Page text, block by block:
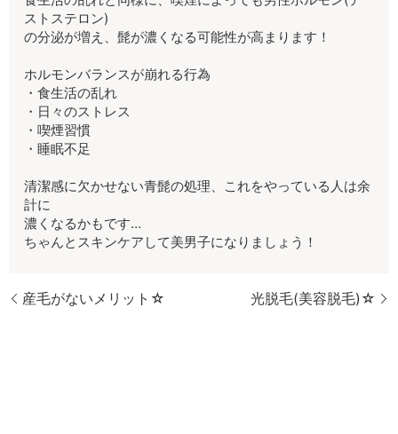
ストステロン)
の分泌が増え、髭が濃くなる可能性が高まります！
ホルモンバランスが崩れる行為
・食生活の乱れ
・日々のストレス
・喫煙習慣
・睡眠不足
清潔感に欠かせない青髭の処理、これをやっている人は余
計に
濃くなるかもです…
ちゃんとスキンケアして美男子になりましょう！
産毛がないメリット☆ 光脱毛(美容脱毛)☆